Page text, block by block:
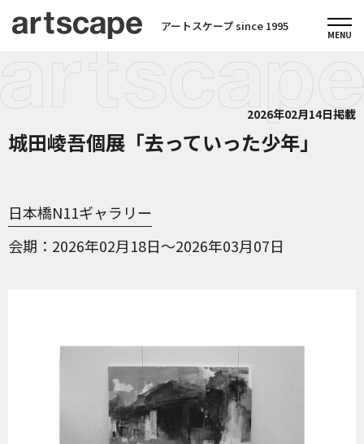
アートスケープ since 1995
2026年02月14日掲載
城田崚吾個展「去っていった少年」
日本橋N11ギャラリー
会期
2026年02月18日～2026年03月07日